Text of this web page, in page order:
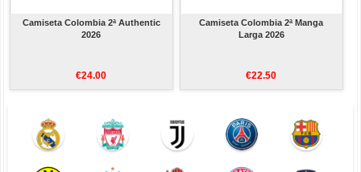
Camiseta Colombia 2ª Authentic
2026
€24.00
Camiseta Colombia 2ª Manga
Larga 2026
€22.50